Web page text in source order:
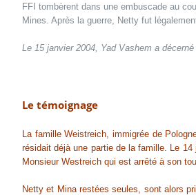
FFI tombèrent dans une embuscade au
Mines. Après la guerre, Netty fut
Le 15 janvier 2004, Yad Vashem a
Le témoignage
La famille Weistreich, immigrée de
résidait déjà une partie de la famille. Le
Monsieur Westreich qui est arrêté à son
Netty et Mina restées seules, sont alors